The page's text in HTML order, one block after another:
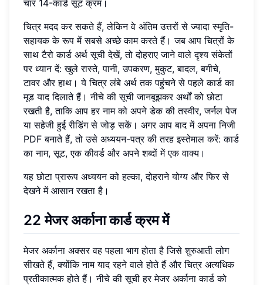
चार 14-कार्ड सूट क्रम।
चित्र मदद कर सकते हैं, लेकिन वे अंतिम उत्तरों से ज्यादा स्मृति-
सहायक के रूप में सबसे अच्छे काम करते हैं। जब आप चित्रों के
साथ टैरो कार्ड अर्थ सूची देखें, तो दोहराए जाने वाले दृश्य संकेतों
पर ध्यान दें: खुले रास्ते, पानी, उपकरण, मुकुट, बादल, बगीचे,
टावर और हाथ। ये चित्र लंबे अर्थ तक पहुंचने से पहले कार्ड का
मूड याद दिलाते हैं। नीचे की सूची जानबूझकर अर्थों को छोटा
रखती है, ताकि आप हर नाम को अपने डेक की तस्वीर, जर्नल पेज
या सहेजी हुई रीडिंग से जोड़ सकें। अगर आप बाद में अपना निजी
PDF बनाते हैं, तो उसे अध्ययन-पत्र की तरह इस्तेमाल करें: कार्ड
का नाम, सूट, एक कीवर्ड और अपने शब्दों में एक वाक्य।
यह छोटा प्रारूप अध्ययन को हल्का, दोहराने योग्य और फिर से
देखने में आसान रखता है।
22 मेजर अर्काना कार्ड क्रम में
मेजर अर्काना अक्सर वह पहला भाग होता है जिसे शुरुआती लोग
सीखते हैं, क्योंकि नाम याद रहने वाले होते हैं और चित्र अत्यधिक
प्रतीकात्मक होते हैं। नीचे की सूची हर मेजर अर्काना कार्ड को